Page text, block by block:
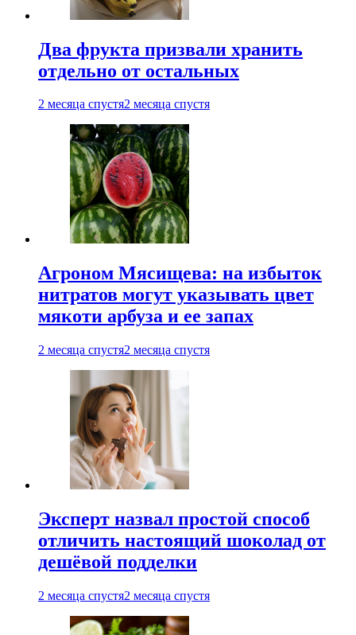
Два фрукта призвали хранить
отдельно от остальных
2 месяца спустя2 месяца спустя
Агроном Мясищева: на избыток
нитратов могут указывать цвет
мякоти арбуза и ее запах
2 месяца спустя2 месяца спустя
Эксперт назвал простой способ
отличить настоящий шоколад от
дешёвой подделки
2 месяца спустя2 месяца спустя